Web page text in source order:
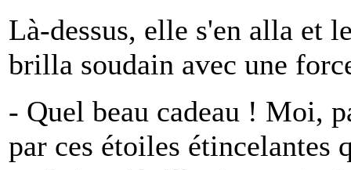
Là-dessus, elle s'en alla et
brilla soudain avec une
- Quel beau cadeau ! Moi,
par ces étoiles